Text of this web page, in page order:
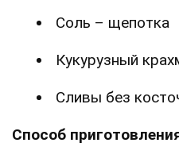
Соль – щепотка
Кукурузный
Сливы без
Способ